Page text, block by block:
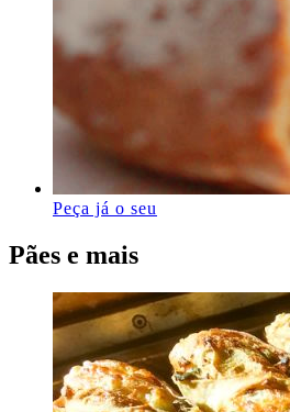
Peça já o seu
Pães e mais